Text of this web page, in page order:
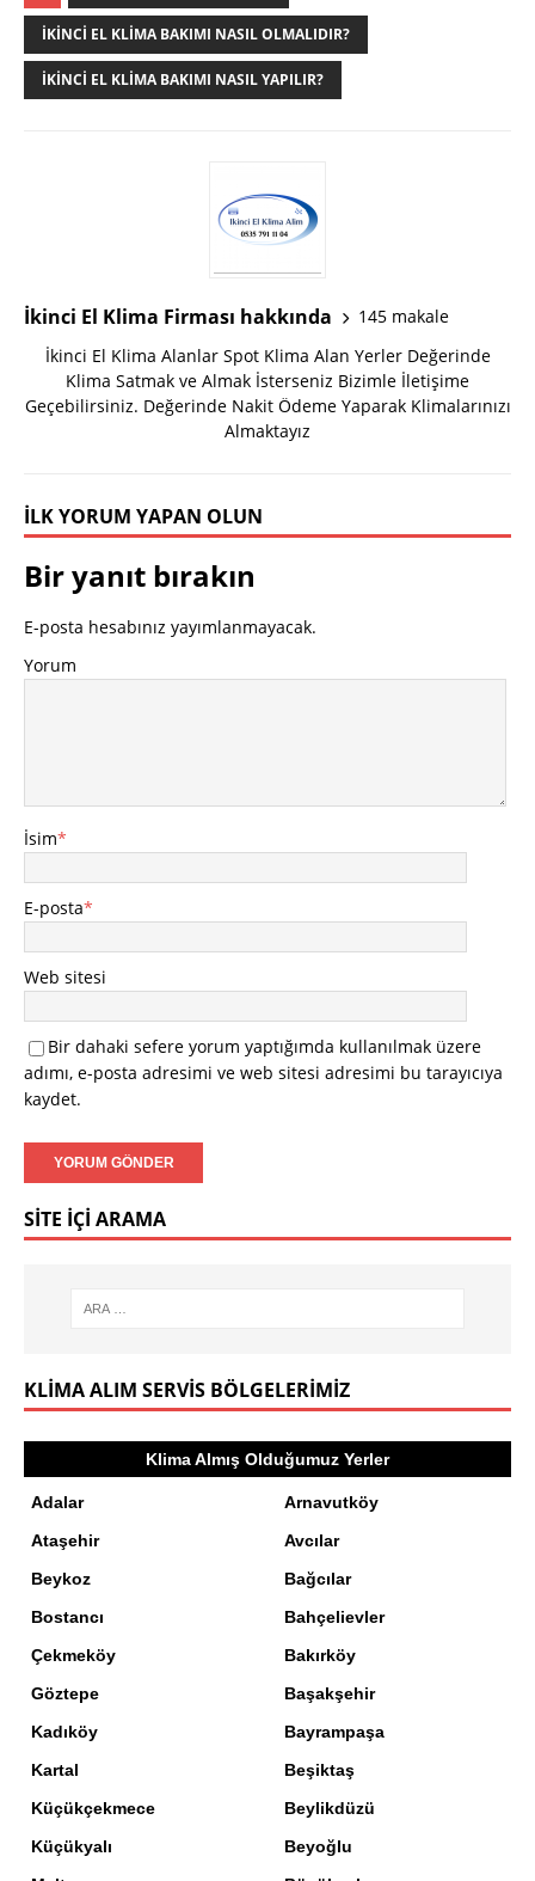
İKINCI EL KLIMA BAKIMI NASIL OLMALIDIR?
İKINCI EL KLIMA BAKIMI NASIL YAPILIR?
İkinci El Klima Firması hakkında
145 makale
İkinci El Klima Alanlar Spot Klima Alan Yerler Değerinde
Klima Satmak ve Almak İsterseniz Bizimle İletişime
Geçebilirsiniz. Değerinde Nakit Ödeme Yaparak Klimalarınızı
Almaktayız
İLK YORUM YAPAN OLUN
Bir yanıt bırakın
E-posta hesabınız yayımlanmayacak.
Yorum
İsim*
E-posta*
Web sitesi
Bir dahaki sefere yorum yaptığımda kullanılmak üzere
adımı, e-posta adresimi ve web sitesi adresimi bu tarayıcıya
kaydet.
SITE İÇI ARAMA
KLIMA ALIM SERVIS BÖLGELERIMIZ
Klima Almış Olduğumuz Yerler
Adalar
Ataşehir
Beykoz
Bostancı
Çekmeköy
Göztepe
Kadıköy
Kartal
Küçükçekmece
Küçükyalı
Arnavutköy
Avcılar
Bağcılar
Bahçelievler
Bakırköy
Başakşehir
Bayrampaşa
Beşiktaş
Beylikdüzü
Beyoğlu